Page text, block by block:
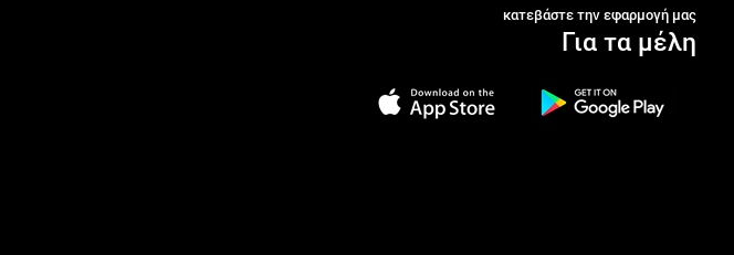
κατεβάστε την εφαρμογή μας
Για τα μέλη